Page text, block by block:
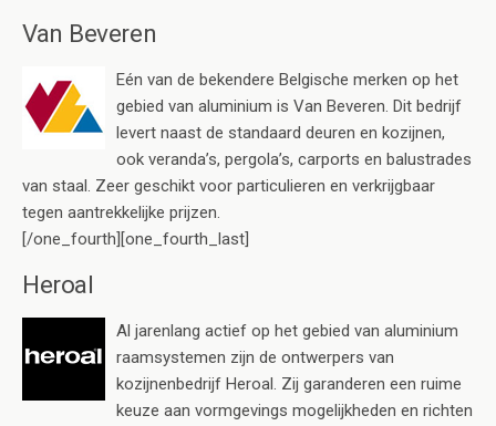
Van Beveren
Eén van de bekendere Belgische merken op het
gebied van aluminium is Van Beveren. Dit bedrijf
levert naast de standaard deuren en kozijnen,
ook veranda’s, pergola’s, carports en balustrades
van staal. Zeer geschikt voor particulieren en verkrijgbaar
tegen aantrekkelijke prijzen.
[/one_fourth][one_fourth_last]
Heroal
Al jarenlang actief op het gebied van aluminium
raamsystemen zijn de ontwerpers van
kozijnenbedrijf Heroal. Zij garanderen een ruime
keuze aan vormgevings mogelijkheden en richten